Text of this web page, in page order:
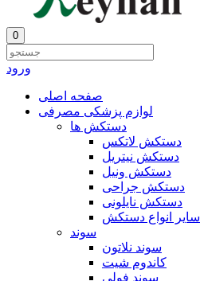
0
ورود
صفحه اصلی
لوازم پزشکی مصرفی
دستکش ها
دستکش لاتکس
دستکش نیتریل
دستکش ونیل
دستکش جراحی
دستکش نایلونی
سایر انواع دستکش
سوند
سوند نلاتون
کاندوم شیت
سوند فولی